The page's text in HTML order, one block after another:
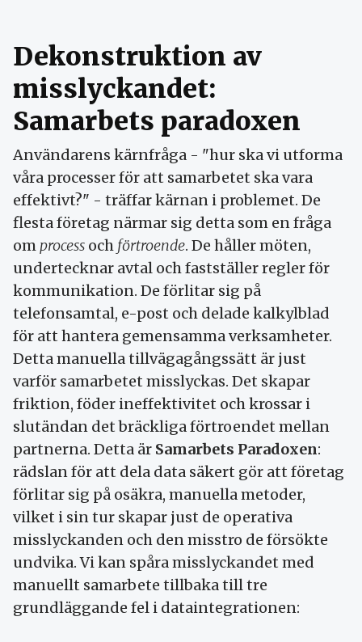
Dekonstruktion av
misslyckandet:
Samarbets paradoxen
Användarens kärnfråga - "hur ska vi utforma
våra processer för att samarbetet ska vara
effektivt?" - träffar kärnan i problemet. De
flesta företag närmar sig detta som en fråga
om process och förtroende. De håller möten,
undertecknar avtal och fastställer regler för
kommunikation. De förlitar sig på
telefonsamtal, e-post och delade kalkylblad
för att hantera gemensamma verksamheter.
Detta manuella tillvägagångssätt är just
varför samarbetet misslyckas. Det skapar
friktion, föder ineffektivitet och krossar i
slutändan det bräckliga förtroendet mellan
partnerna. Detta är Samarbets Paradoxen:
rädslan för att dela data säkert gör att företag
förlitar sig på osäkra, manuella metoder,
vilket i sin tur skapar just de operativa
misslyckanden och den misstro de försökte
undvika. Vi kan spåra misslyckandet med
manuellt samarbete tillbaka till tre
grundläggande fel i dataintegrationen: